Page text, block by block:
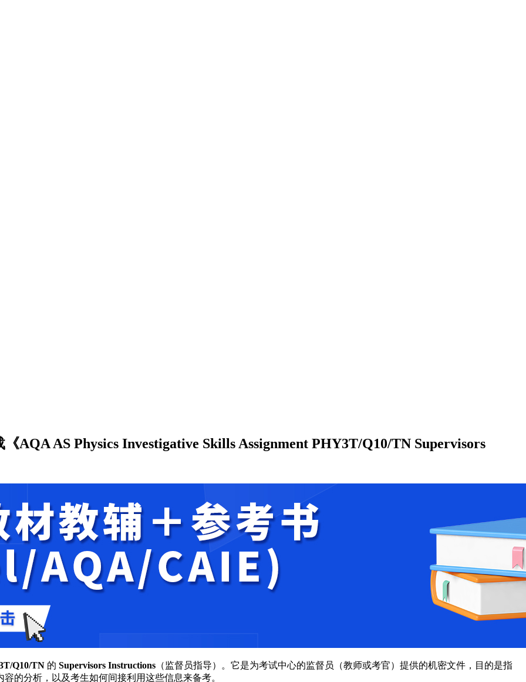
AQA AS Physics Investigative Skills Assignment PHY3T/Q10/TN Supervisors
Q10/TN 的 Supervisors Instructions （监督员指导）。它是为考试中心的监督员（教师或考官）提供的机密文件，目的是指
的分析，以及考生如何间接利用这些信息来备考。